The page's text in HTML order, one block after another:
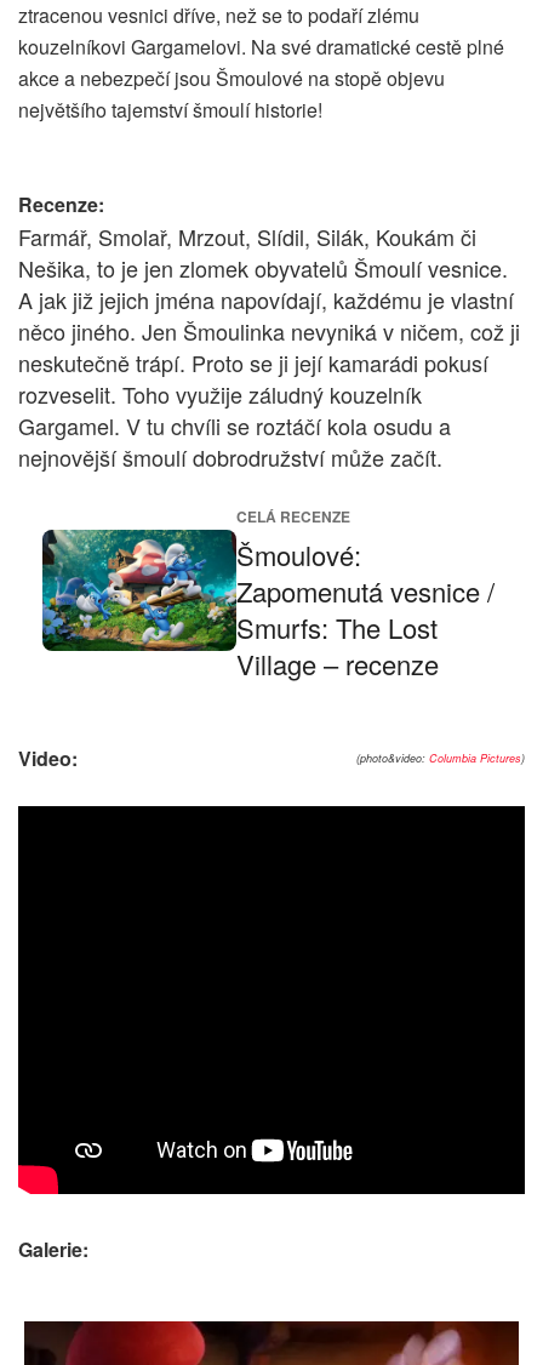
ztracenou vesnici dříve, než se to podaří zlému
kouzelníkovi Gargamelovi. Na své dramatické cestě plné
akce a nebezpečí jsou Šmoulové na stopě objevu
největšího tajemství šmoulí historie!
Recenze:
Farmář, Smolař, Mrzout, Slídil, Silák, Koukám či
Nešika, to je jen zlomek obyvatelů Šmoulí vesnice.
A jak již jejich jména napovídají, každému je vlastní
něco jiného. Jen Šmoulinka nevyniká v ničem, což ji
neskutečně trápí. Proto se ji její kamarádi pokusí
rozveselit. Toho využije záludný kouzelník
Gargamel. V tu chvíli se roztáčí kola osudu a
nejnovější šmoulí dobrodružství může začít.
CELÁ RECENZE
Šmoulové:
Zapomenutá vesnice /
Smurfs: The Lost
Village – recenze
(photo&video: Columbia Pictures)
Video:
Galerie: